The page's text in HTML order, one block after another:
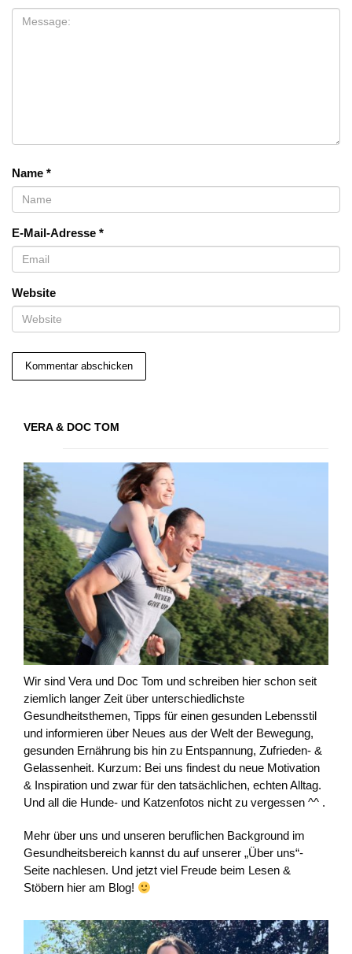
Name *
E-Mail-Adresse *
Website
VERA & DOC TOM
Wir sind Vera und Doc Tom und schreiben hier schon seit
ziemlich langer Zeit über unterschiedlichste
Gesundheitsthemen, Tipps für einen gesunden Lebensstil
und informieren über Neues aus der Welt der Bewegung,
gesunden Ernährung bis hin zu Entspannung, Zufrieden- &
Gelassenheit. Kurzum: Bei uns findest du neue Motivation
& Inspiration und zwar für den tatsächlichen, echten Alltag.
Und all die Hunde- und Katzenfotos nicht zu vergessen ^^ .
Mehr über uns und unseren beruflichen Background im
Gesundheitsbereich kannst du auf unserer „Über uns“-
Seite nachlesen. Und jetzt viel Freude beim Lesen &
Stöbern hier am Blog!